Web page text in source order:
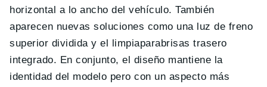
horizontal a lo ancho del vehículo. También
aparecen nuevas soluciones como una luz de freno
superior dividida y el limpiaparabrisas trasero
integrado. En conjunto, el diseño mantiene la
identidad del modelo pero con un aspecto más